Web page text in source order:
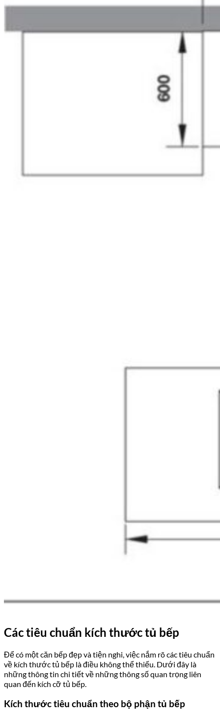
Các tiêu chuẩn kích thước tủ bếp
Để có một căn bếp đẹp và tiện nghi, việc nắm rõ các tiêu chuẩn
về kích thước tủ bếp là điều không thể thiếu. Dưới đây là
những thông tin chi tiết về những thông số quan trọng liên
quan đến kích cỡ tủ bếp.
Kích thước tiêu chuẩn theo bộ phận tủ bếp